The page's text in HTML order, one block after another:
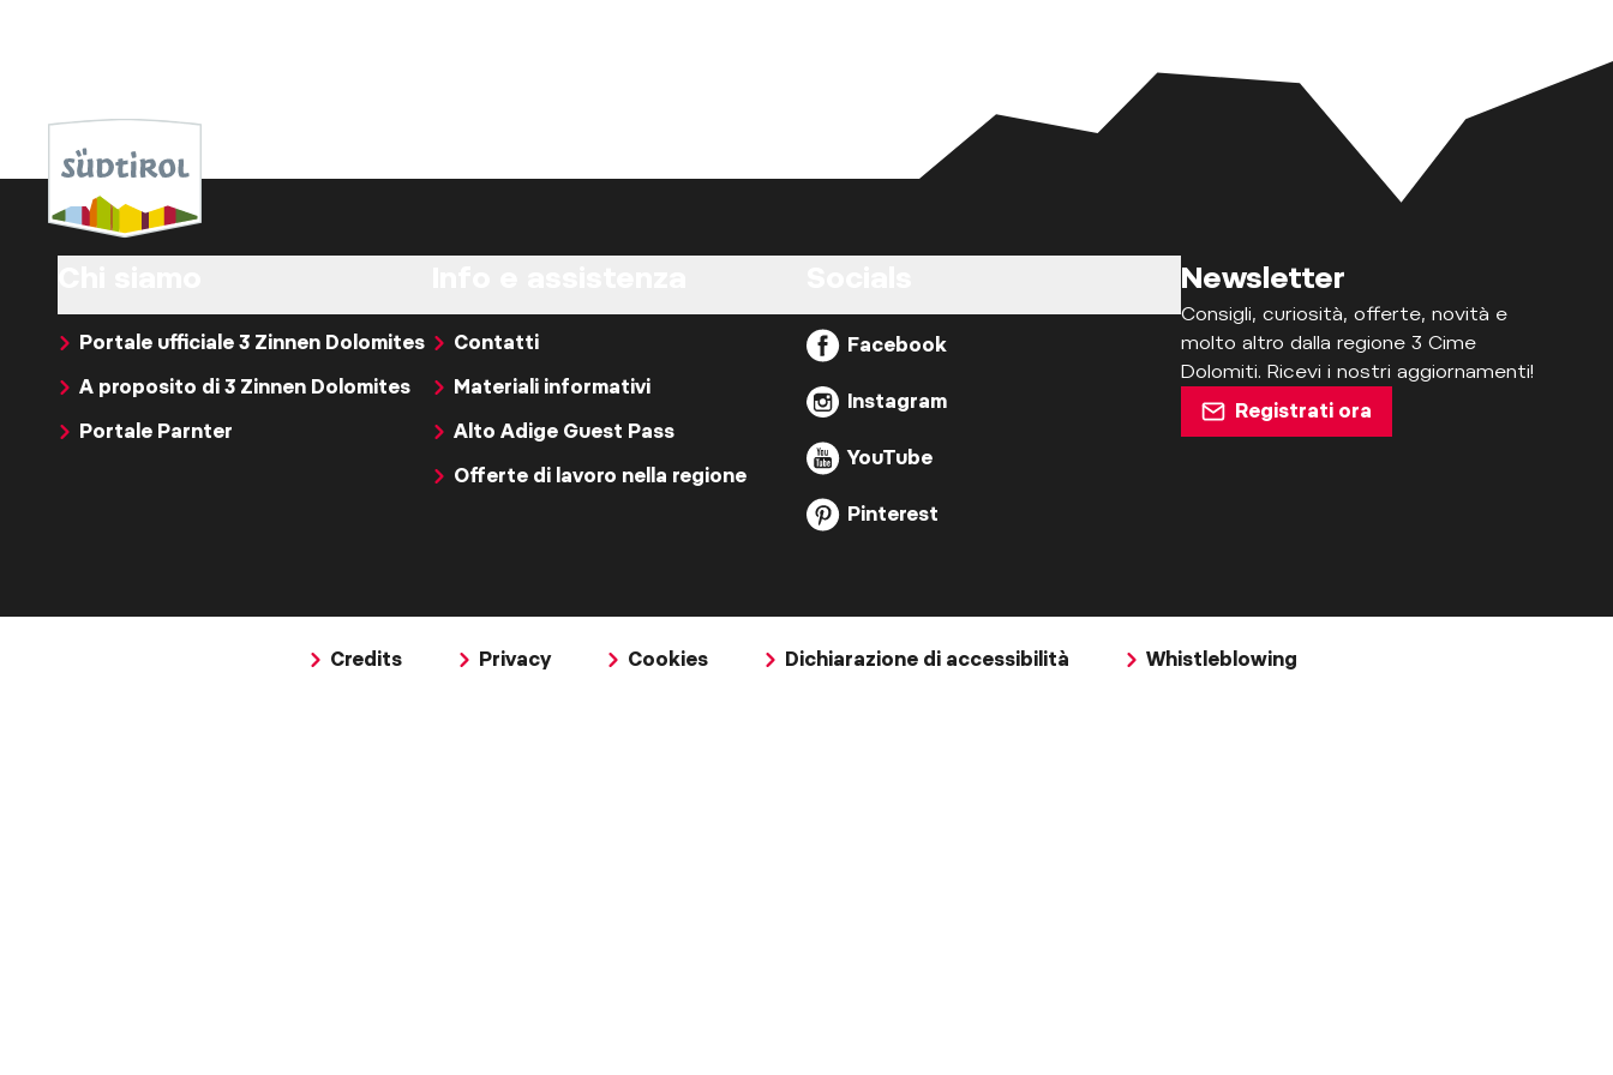
Portale ufficiale 3 Zinnen Dolomites
A proposito di 3 Zinnen Dolomites
Portale Parnter
Contatti
Materiali informativi
Alto Adige Guest Pass
Offerte di lavoro nella regione
Facebook
Instagram
YouTube
Pinterest
Newsletter
Consigli, curiosità, offerte, novità e
molto altro dalla regione 3 Cime
Dolomiti. Ricevi i nostri aggiornamenti!
Registrati ora
Credits Privacy Cookies Dichiarazione di accessibilità Whistleblowing